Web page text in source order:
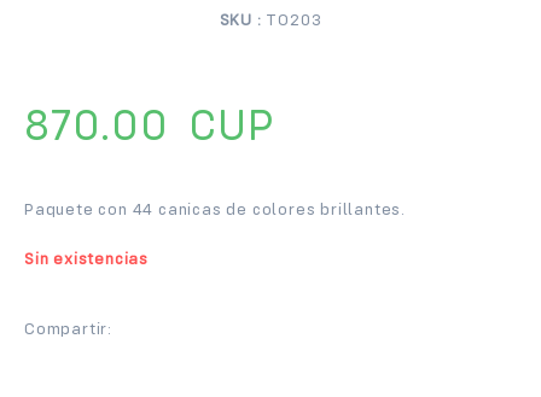
SKU : TO203
870.00 CUP
Paquete con 44 canicas de colores brillantes.
Sin existencias
Compartir: